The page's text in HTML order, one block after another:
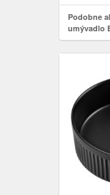
Podobne
umývadlo
mat 36 cm